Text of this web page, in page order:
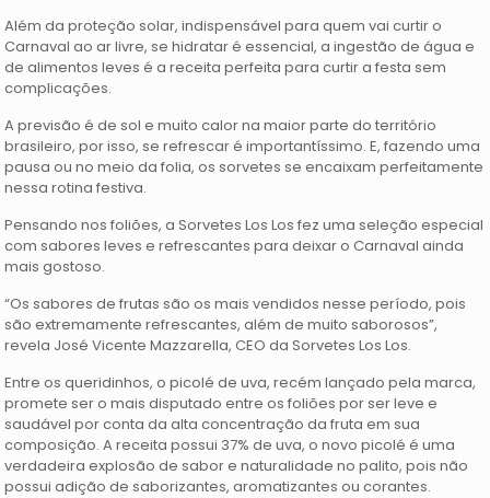
Além da proteção solar, indispensável para quem vai curtir o
Carnaval ao ar livre, se hidratar é essencial, a ingestão de água e
de alimentos leves é a receita perfeita para curtir a festa sem
complicações.
A previsão é de sol e muito calor na maior parte do território
brasileiro, por isso, se refrescar é importantíssimo. E, fazendo uma
pausa ou no meio da folia, os sorvetes se encaixam perfeitamente
nessa rotina festiva.
Pensando nos foliões, a Sorvetes Los Los fez uma seleção especial
com sabores leves e refrescantes para deixar o Carnaval ainda
mais gostoso.
“Os sabores de frutas são os mais vendidos nesse período, pois
são extremamente refrescantes, além de muito saborosos”,
revela José Vicente Mazzarella, CEO da Sorvetes Los Los.
Entre os queridinhos, o picolé de uva, recém lançado pela marca,
promete ser o mais disputado entre os foliões por ser leve e
saudável por conta da alta concentração da fruta em sua
composição. A receita possui 37% de uva, o novo picolé é uma
verdadeira explosão de sabor e naturalidade no palito, pois não
possui adição de saborizantes, aromatizantes ou corantes.